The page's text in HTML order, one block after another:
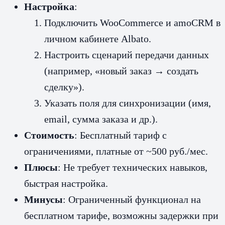
Настройка:
Подключить WooCommerce и amoCRM в
личном кабинете Albato.
Настроить сценарий передачи данных
(например, «новый заказ → создать
сделку»).
Указать поля для синхронизации (имя,
email, сумма заказа и др.).
Стоимость: Бесплатный тариф с
ограничениями, платные от ~500 руб./мес.
Плюсы: Не требует технических навыков,
быстрая настройка.
Минусы: Ограниченный функционал на
бесплатном тарифе, возможны задержки при